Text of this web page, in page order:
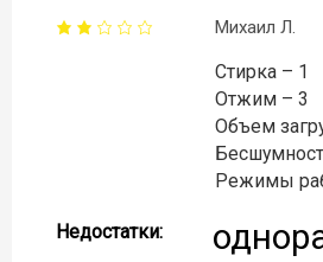
Михаил Л.
Стирка – 1
Отжим – 3
Объем
Режимы
Недостатки: